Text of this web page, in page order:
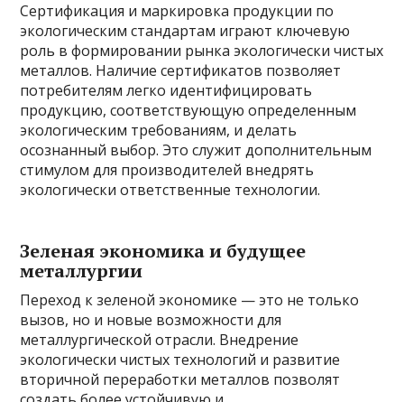
Сертификация и маркировка продукции по
экологическим стандартам играют ключевую
роль в формировании рынка экологически чистых
металлов. Наличие сертификатов позволяет
потребителям легко идентифицировать
продукцию, соответствующую определенным
экологическим требованиям, и делать
осознанный выбор. Это служит дополнительным
стимулом для производителей внедрять
экологически ответственные технологии.
Зеленая экономика и будущее
металлургии
Переход к зеленой экономике — это не только
вызов, но и новые возможности для
металлургической отрасли. Внедрение
экологически чистых технологий и развитие
вторичной переработки металлов позволят